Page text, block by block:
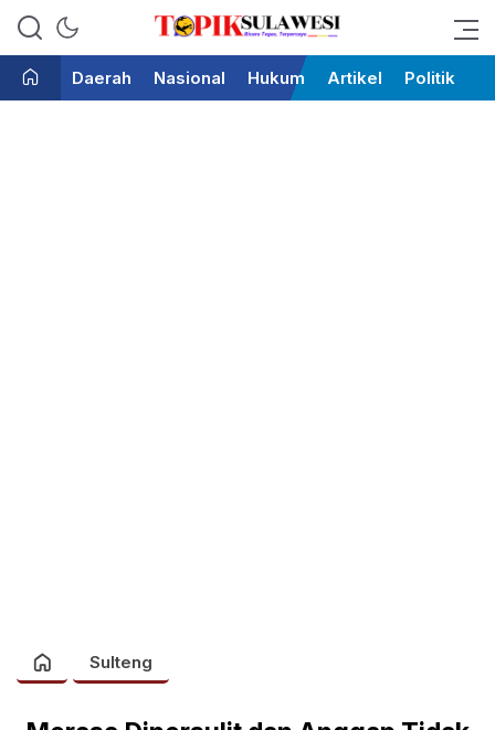
Topik Sulawesi
Bicara Tegas Terpercaya
Daerah
Nasional Hukum Artikel Politik
Sulteng